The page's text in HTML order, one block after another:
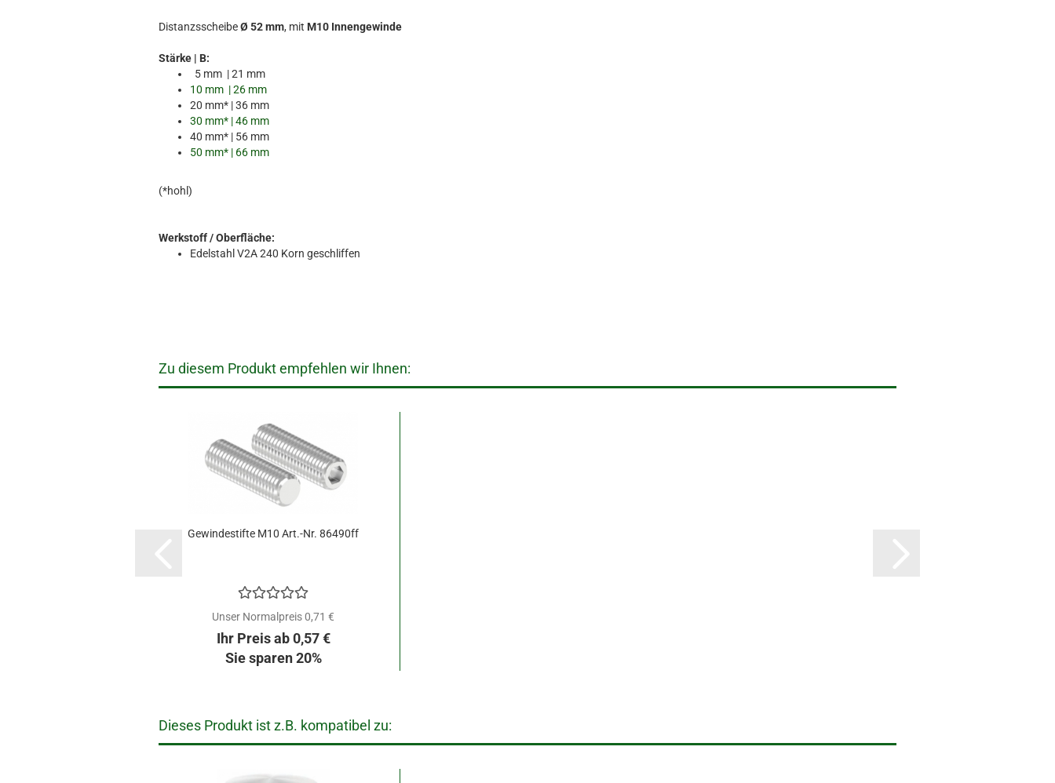
DistanzsscheibeØ 52 mm, mit M10 Innengewinde
Stärke | B:
5 mm | 21 mm19745870
10 mm | 26 mm19746870
20 mm* | 36 mm19747870
30 mm* | 46 mm19748870
40 mm* | 56 mm19749870
50 mm* | 66 mm19750870
(*hohl)
Werkstoff / Oberfläche:
Edelstahl V2A 240 Korn geschliffen
Zu diesem Produkt empfehlen wir Ihnen:
Gewindestifte M10 Art.-Nr. 86490ff
Unser Normalpreis 0,71 €
Ihr Preis ab 0,57 €
Sie sparen 20%
Dieses Produkt ist z.B. kompatibel zu: